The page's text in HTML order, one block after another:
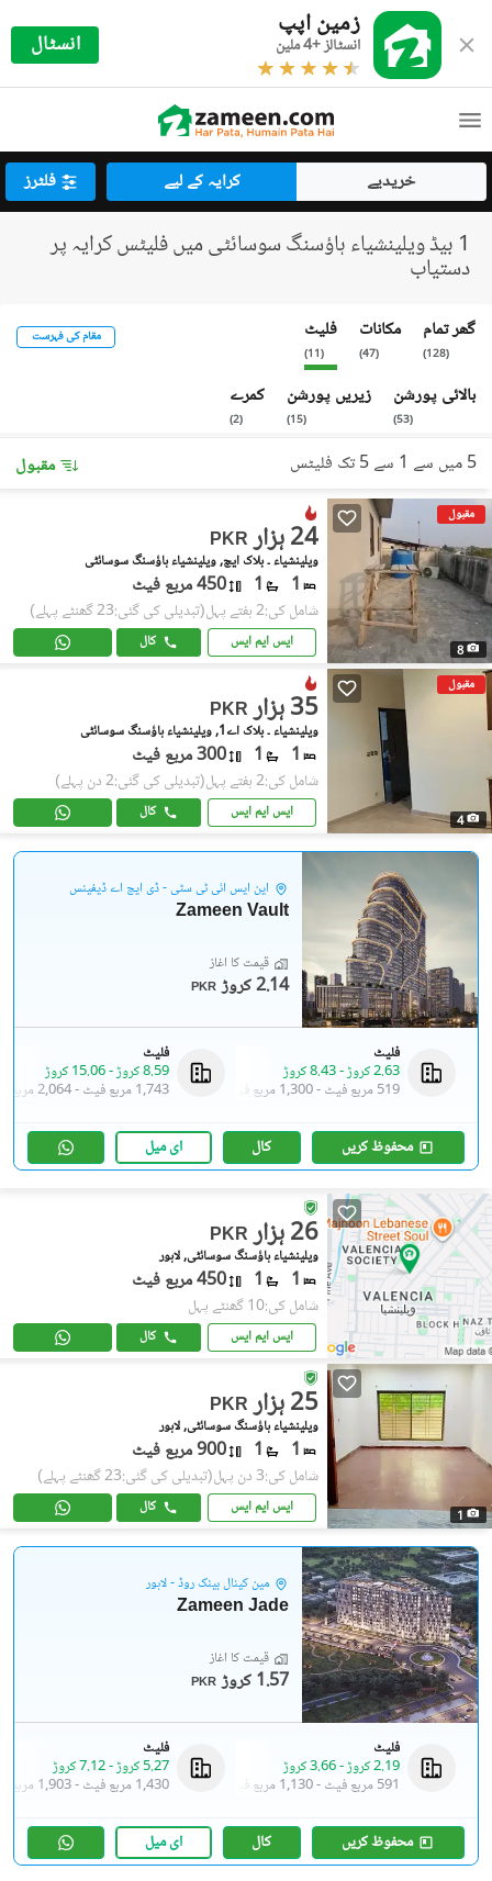
زمین اپپ
انسٹالز +4 ملین انسٹال
خریدیے کرایہ کے لیے فلٹرز
1 بیڈ ویلینشیاء ہاؤسنگ سوسائٹی میں فلیٹس کرایہ پر
دستیاب
گھر تمام
(
128
)
مکانات
(
47
)
فلیٹ
(
11
)
بالائی پورشن
(
53
)
زیریں پورشن
(
15
)
کمرے
(
2
)
مقام کی فہرست
5 میں سے 1 سے 5 تک فلیٹس مقبول
مقبول
8
PKR 24 ہزار
ویلینشیاء ۔ بلاک ایچ, ویلینشیاء ہاؤسنگ سوسائٹی
1
1 450 مربع فیٹ
شامل کی:2 ہفتے پہل (تبدیلی کی گئی:23 گھنٹے پہلے)
ایس ایم ایس کال
مقبول
4
PKR 35 ہزار
ویلینشیاء ۔ بلاک اے1, ویلینشیاء ہاؤسنگ سوسائٹی
1
1 300 مربع فیٹ
شامل کی:2 ہفتے پہل (تبدیلی کی گئی:2 دن پہلے)
ایس ایم ایس کال
این ایس آئی ٹی سٹی - ڈی ایچ اے ڈیفینس
Zameen Vault
قیمت کا آغاز
PKR 2.14 کروڑ
فلیٹ
2.63 کروڑ
-8.43 کروڑ
519 مربع فیٹ
-1,300 مربع فیٹ
فلیٹ
8.59 کروڑ
-15.06 کروڑ
1,743 مربع فیٹ
-2,064 مربع فیٹ
محفوظ کریں کال ای میل
PKR 26 ہزار
ویلینشیاء ہاؤسنگ سوسائٹی, لاہور
1
1 450 مربع فیٹ
شامل کی:10 گھنٹے پہل
ایس ایم ایس کال
1
PKR 25 ہزار
ویلینشیاء ہاؤسنگ سوسائٹی, لاہور
1
1 900 مربع فیٹ
شامل کی:3 دن پہل (تبدیلی کی گئی:23 گھنٹے پہلے)
ایس ایم ایس کال
مین کینال بینک روڈ - لاہور
Zameen Jade
قیمت کا آغاز
PKR 1.57 کروڑ
فلیٹ
2.19 کروڑ
-3.66 کروڑ
591 مربع فیٹ
-1,130 مربع فیٹ
فلیٹ
5.27 کروڑ
-7.12 کروڑ
1,430 مربع فیٹ
-1,903 مربع فیٹ
محفوظ کریں کال ای میل